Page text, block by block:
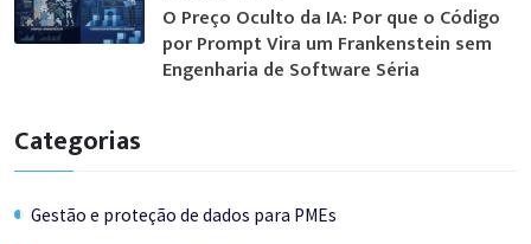
O Preço Oculto da IA: Por que o Código
por Prompt Vira um Frankenstein sem
Engenharia de Software Séria
Categorias
Gestão e proteção de dados para PMEs